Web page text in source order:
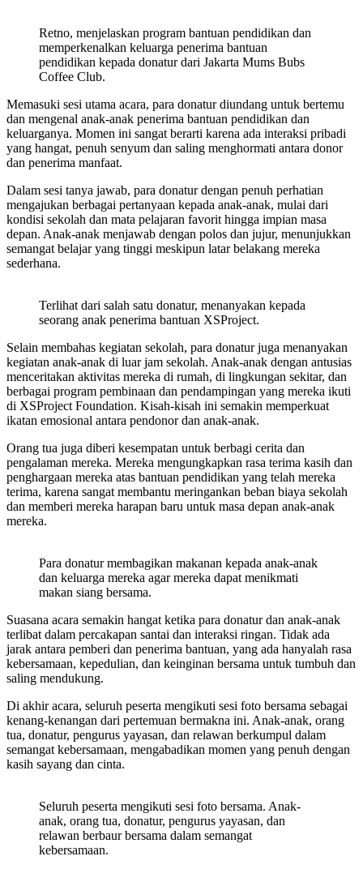
Retno, menjelaskan program bantuan pendidikan dan
memperkenalkan keluarga penerima bantuan
pendidikan kepada donatur dari Jakarta Mums Bubs
Coffee Club.
Memasuki sesi utama acara, para donatur diundang untuk bertemu
dan mengenal anak-anak penerima bantuan pendidikan dan
keluarganya. Momen ini sangat berarti karena ada interaksi pribadi
yang hangat, penuh senyum dan saling menghormati antara donor
dan penerima manfaat.
Dalam sesi tanya jawab, para donatur dengan penuh perhatian
mengajukan berbagai pertanyaan kepada anak-anak, mulai dari
kondisi sekolah dan mata pelajaran favorit hingga impian masa
depan. Anak-anak menjawab dengan polos dan jujur, menunjukkan
semangat belajar yang tinggi meskipun latar belakang mereka
sederhana.
Terlihat dari salah satu donatur, menanyakan kepada
seorang anak penerima bantuan XSProject.
Selain membahas kegiatan sekolah, para donatur juga menanyakan
kegiatan anak-anak di luar jam sekolah. Anak-anak dengan antusias
menceritakan aktivitas mereka di rumah, di lingkungan sekitar, dan
berbagai program pembinaan dan pendampingan yang mereka ikuti
di XSProject Foundation. Kisah-kisah ini semakin memperkuat
ikatan emosional antara pendonor dan anak-anak.
Orang tua juga diberi kesempatan untuk berbagi cerita dan
pengalaman mereka. Mereka mengungkapkan rasa terima kasih dan
penghargaan mereka atas bantuan pendidikan yang telah mereka
terima, karena sangat membantu meringankan beban biaya sekolah
dan memberi mereka harapan baru untuk masa depan anak-anak
mereka.
Para donatur membagikan makanan kepada anak-anak
dan keluarga mereka agar mereka dapat menikmati
makan siang bersama.
Suasana acara semakin hangat ketika para donatur dan anak-anak
terlibat dalam percakapan santai dan interaksi ringan. Tidak ada
jarak antara pemberi dan penerima bantuan, yang ada hanyalah rasa
kebersamaan, kepedulian, dan keinginan bersama untuk tumbuh dan
saling mendukung.
Di akhir acara, seluruh peserta mengikuti sesi foto bersama sebagai
kenang-kenangan dari pertemuan bermakna ini. Anak-anak, orang
tua, donatur, pengurus yayasan, dan relawan berkumpul dalam
semangat kebersamaan, mengabadikan momen yang penuh dengan
kasih sayang dan cinta.
Seluruh peserta mengikuti sesi foto bersama. Anak-
anak, orang tua, donatur, pengurus yayasan, dan
relawan berbaur bersama dalam semangat
kebersamaan.